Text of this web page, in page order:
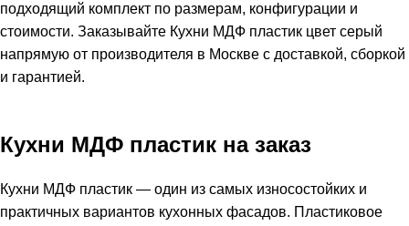
подходящий комплект по размерам, конфигурации и
стоимости. Заказывайте Кухни МДФ пластик цвет серый
напрямую от производителя в Москве с доставкой, сборкой
и гарантией.
Кухни МДФ пластик на заказ
Кухни МДФ пластик — один из самых износостойких и
практичных вариантов кухонных фасадов. Пластиковое